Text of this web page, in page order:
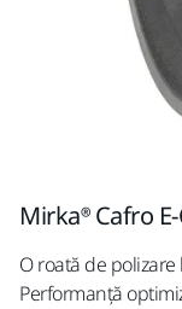
Mirka® Cafro
O roată de
Performanță